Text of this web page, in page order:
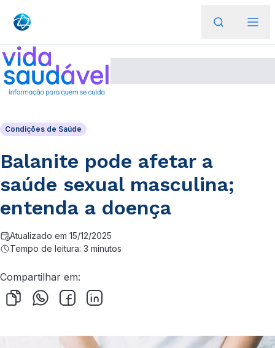
Condições de Saúde
Balanite pode afetar a
saúde sexual masculina;
entenda a doença
Atualizado em 15/12/2025
Tempo de leitura: 3 minutos
Compartilhar em: